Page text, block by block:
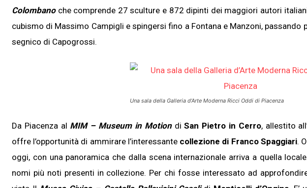
Colombanoche comprende 27 sculture e 872 dipinti dei maggiori autori
cubismo di Massimo Campigli e spingersi fino a Fontana e Manzoni, passando
segnico di Capogrossi.
Una sala dellaGalleria d’Arte Moderna Ricci Oddi di Piacenza
Da Piacenza al MIM – Museum in MotiondiSan Pietro in Cerro, allestito
offre l’opportunità di ammirare l’interessante collezione di Franco Spaggiari.
oggi, con una panoramica che dalla scena internazionale arriva a quella
nomi più noti presenti in collezione. Per chi fosse interessato ad